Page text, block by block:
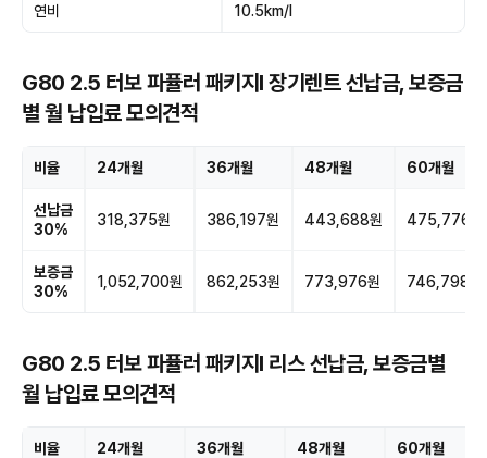
연비 10.5km/l
G80 2.5 터보 파퓰러 패키지Ⅰ 장기렌트 선납금, 보증금
별 월 납입료 모의견적
비율 24개월 36개월 48개월 60개월
선납금
30%
318,375원 386,197원 443,688원 475,776원
보증금
30%
1,052,700원 862,253원 773,976원 746,798원
G80 2.5 터보 파퓰러 패키지Ⅰ 리스 선납금, 보증금별
월 납입료 모의견적
비율 24개월 36개월 48개월 60개월